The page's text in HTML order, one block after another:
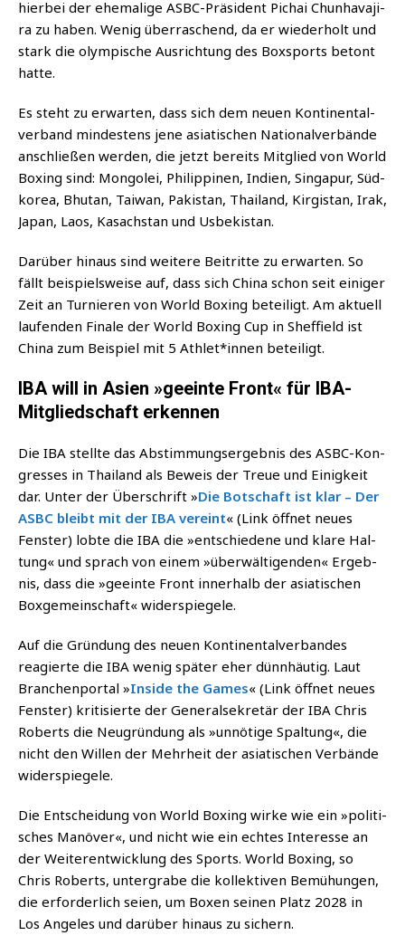
hier­bei der ehe­ma­li­ge ASBC-Prä­si­dent Pichai Chun­ha­va­ji­
ra zu haben. Wenig über­ra­schend, da er wie­der­holt und
stark die olym­pi­sche Aus­rich­tung des Box­sports betont
hatte.
Es steht zu erwar­ten, dass sich dem neu­en Kon­ti­nen­tal­
ver­band min­des­tens jene asia­ti­schen Natio­nal­ver­bän­de
anschlie­ßen wer­den, die jetzt bereits Mit­glied von World
Boxing sind: Mon­go­lei, Phil­ip­pi­nen, Indi­en, Sin­ga­pur, Süd­
ko­rea, Bhu­tan, Tai­wan, Paki­stan, Thai­land, Kir­gi­stan, Irak,
Japan, Laos, Kasach­stan und Usbekistan.
Dar­über hin­aus sind wei­te­re Bei­trit­te zu erwar­ten. So
fällt bei­spiels­wei­se auf, dass sich Chi­na schon seit eini­ger
Zeit an Tur­nie­ren von World Boxing betei­ligt. Am aktu­ell
lau­fen­den Fina­le der World Boxing Cup in Shef­field ist
Chi­na zum Bei­spiel mit 5 Athlet*innen beteiligt.
IBA will in Asien »geeinte Front« für IBA-
Mitgliedschaft erkennen
Die IBA stell­te das Abstim­mungs­er­geb­nis des ASBC-Kon­
gres­ses in Thai­land als Beweis der Treue und Einig­keit
dar. Unter der Über­schrift »Die Bot­schaft ist klar – Der
ASBC bleibt mit der IBA ver­eint« (Link öff­net neu­es
Fens­ter) lob­te die IBA die »ent­schie­de­ne und kla­re Hal­
tung« und sprach von einem »über­wäl­ti­gen­den« Ergeb­
nis, dass die »geein­te Front inner­halb der asia­ti­schen
Box­ge­mein­schaft« widerspiegele.
Auf die Grün­dung des neu­en Kon­ti­nen­tal­ver­ban­des
reagier­te die IBA wenig spä­ter eher dünn­häu­tig. Laut
Bran­chen­por­tal »Insi­de the Games« (Link öff­net neu­es
Fens­ter) kri­ti­sier­te der Gene­ral­se­kre­tär der IBA Chris
Roberts die Neu­grün­dung als »unnö­ti­ge Spal­tung«, die
nicht den Wil­len der Mehr­heit der asia­ti­schen Ver­bän­de
widerspiegele.
Die Ent­schei­dung von World Boxing wir­ke wie ein »poli­ti­
sches Manö­ver«, und nicht wie ein ech­tes Inter­es­se an
der Wei­ter­ent­wick­lung des Sports. World Boxing, so
Chris Roberts, unter­gra­be die kol­lek­ti­ven Bemü­hun­gen,
die erfor­der­lich sei­en, um Boxen sei­nen Platz 2028 in
Los Ange­les und dar­über hin­aus zu sichern.